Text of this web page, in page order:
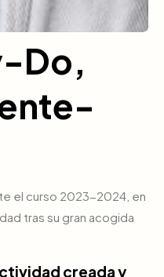
Do,
el curso 2023-2024, en
tras su gran acogida
creada y